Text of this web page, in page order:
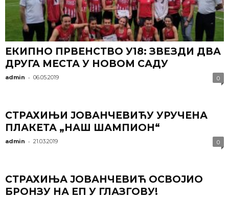
ЕКИПНО ПРВЕНСТВО У18: ЗВЕЗДИ ДВА
ДРУГА МЕСТА У НОВОМ САДУ
admin - 06.05.2019 0
СТРАХИЊИ ЈОВАНЧЕВИЋУ УРУЧЕНА
ПЛАКЕТА „НАШ ШАМПИОН“
admin - 21.03.2019 0
СТРАХИЊА ЈОВАНЧЕВИЋ ОСВОЈИО
БРОНЗУ НА ЕП У ГЛАЗГОВУ!